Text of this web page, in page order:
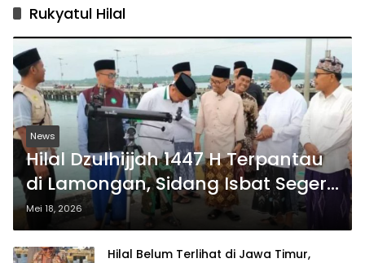
Rukyatul Hilal
News
Hilal Dzulhijjah 1447 H Terpantau
di Lamongan, Sidang Isbat Segera
Digelar
Mei 18, 2026
Hilal Belum Terlihat di Jawa Timur,